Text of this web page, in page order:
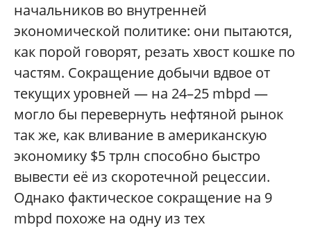
начальников во внутренней
экономической политике: они пытаются,
как порой говорят, резать хвост кошке по
частям. Сокращение добычи вдвое от
текущих уровней — на 24–25 mbpd —
могло бы перевернуть нефтяной рынок
так же, как вливание в американскую
экономику $5 трлн способно быстро
вывести её из скоротечной рецессии.
Однако фактическое сокращение на 9
mbpd похоже на одну из тех